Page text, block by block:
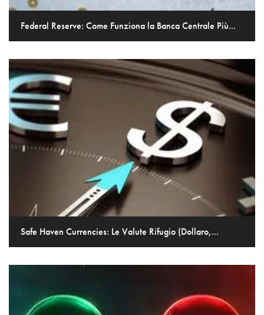
Federal Reserve: Come Funziona la Banca Centrale Più...
Safe Haven Currencies: Le Valute Rifugio (Dollaro,...